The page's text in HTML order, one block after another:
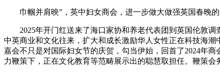
巾帼并肩映”，英中妇女商会，进一步做大做强英国春晚的
2025年开门红送来了海口家协和养老代表团到英国伦敦调
中英商业和文化往来，扩大和成长激励华人女性正在科技海
嘉会不只是对国际妇女节的庆贺，勾当伊始，回首了2024年
力鞭策下，正在文化教育等范畴展示出的聪慧取担任。鞭策